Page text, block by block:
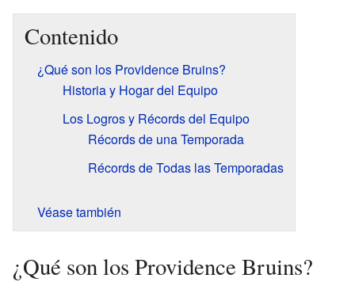
Contenido
¿Qué son los Providence Bruins?
Historia y Hogar del Equipo
Los Logros y Récords del Equipo
Récords de una Temporada
Récords de Todas las Temporadas
Véase también
¿Qué son los Providence Bruins?